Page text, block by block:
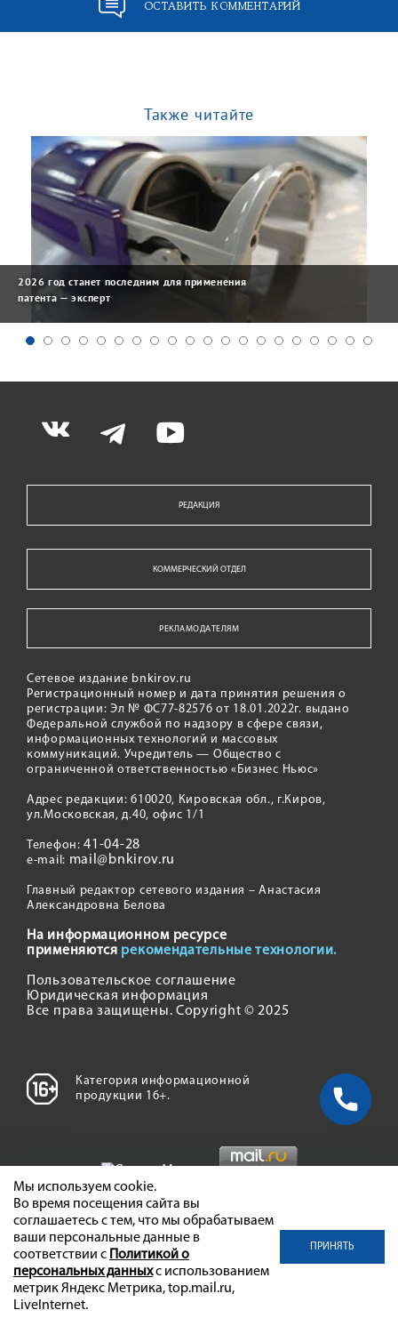
ОСТАВИТЬ КОММЕНТАРИЙ
Также читайте
2026 год станет последним для применения
патента — эксперт
РЕДАКЦИЯ
КОММЕРЧЕСКИЙ ОТДЕЛ
РЕКЛАМОДАТЕЛЯМ
Сетевое издание bnkirov.ru
Регистрационный номер и дата принятия решения о
регистрации: Эл № ФС77-82576 от 18.01.2022г. выдано
Федеральной службой по надзору в сфере связи,
информационных технологий и массовых
коммуникаций. Учредитель — Общество с
ограниченной ответственностью «Бизнес Ньюс»
Адрес редакции: 610020, Кировская обл., г.Киров,
ул.Московская, д.40, офис 1/1
Телефон:41-04-28
e-mail: mail@bnkirov.ru
Главный редактор сетевого издания – Анастасия
Александровна Белова
На информационном ресурсе
применяются рекомендательные технологии.
Пользовательское соглашение
Юридическая информация
Все права защищены. Copyright © 2025
Категория информационной
продукции 16+.
Мы используем cookie.
Во время посещения сайта вы
соглашаетесь с тем, что мы обрабатываем
ваши персональные данные в
соответствии с Политикой о
персональных данныхс использованием
метрик Яндекс Метрика, top.mail.ru,
LiveInternet.
ПРИНЯТЬ